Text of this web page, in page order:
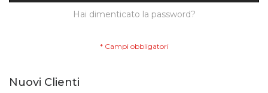
Hai dimenticato la password?
Nuovi Clienti